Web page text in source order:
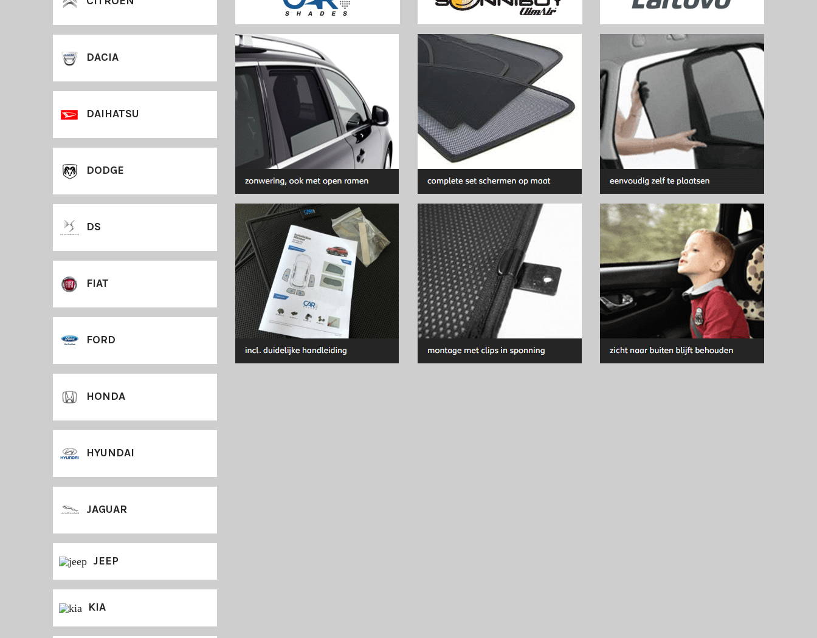
DACIA
DAIHATSU
DODGE
DS
FIAT
FORD
HONDA
HYUNDAI
JAGUAR
JEEP
KIA